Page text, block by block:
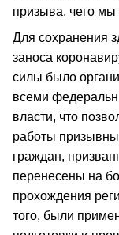
призыва, чего мы
Для сохранения
заноса
силы было
всеми
власти, что
работы
граждан,
перенесены на
прохождения
того, были